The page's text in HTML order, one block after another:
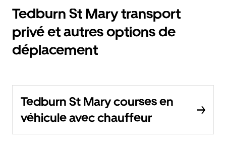
Tedburn St Mary transport
privé et autres options de
déplacement
Tedburn St Mary courses en
véhicule avec chauffeur